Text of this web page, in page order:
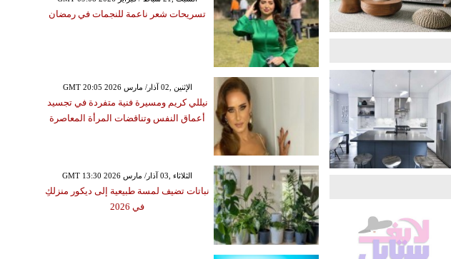
تسريحات شعر ناعمة للنجمات في رمضان
GMT 20:05 2026 الإثنين ,02 آذار/ مارس
نيللي كريم ومسيرة فنية متفردة في تجسيد
أعماق النفس وتناقضات المرأة المعاصرة
GMT 13:30 2026 الثلاثاء ,03 آذار/ مارس
نباتات تضيف لمسة طبيعية إلى ديكور منزلكِ
في 2026